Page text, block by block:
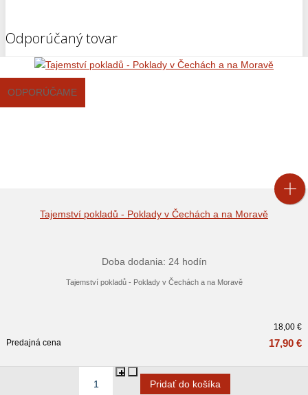
Odporúčaný tovar
ODPORÚČAME
Tajemství pokladů - Poklady v Čechách a na Moravě
Doba dodania: 24 hodín
Tajemství pokladů - Poklady v Čechách a na Moravě
18,00 €
Predajná cena
17,90 €